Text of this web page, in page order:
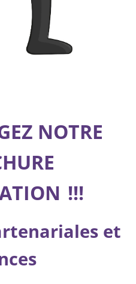
NOTRE
!!!
et